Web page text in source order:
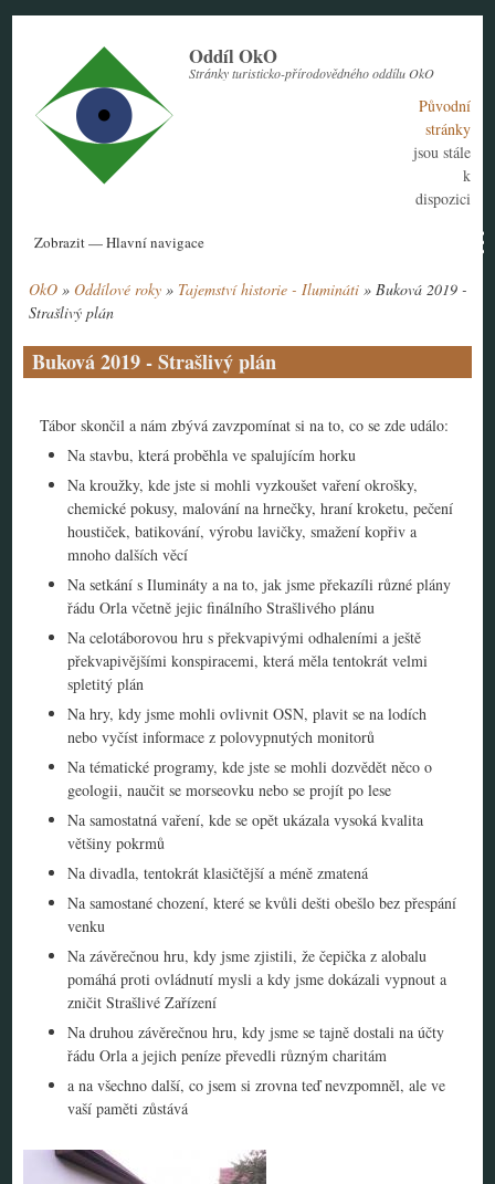
Oddíl OkO
Stránky turisticko-přírodovědného oddílu OkO
Původní
stránky
jsou stále
k
dispozici
Hlavní
Zobrazit — Hlavní navigace
Aktuální rok
Historie
Nábor členů
Kontakt
Tábor
Návody
Drobečková
OkO Oddílové roky Tajemství historie - Ilumináti
Buková 2019 -
Strašlivý plán
Buková 2019 - Strašlivý plán
Tábor skončil a nám zbývá zavzpomínat si na to, co se zde událo:
Na stavbu, která proběhla ve spalujícím horku
Na kroužky, kde jste si mohli vyzkoušet vaření okrošky,
chemické pokusy, malování na hrnečky, hraní kroketu, pečení
houstiček, batikování, výrobu lavičky, smažení kopřiv a
mnoho dalších věcí
Na setkání s Ilumináty a na to, jak jsme překazíli různé plány
řádu Orla včetně jejic finálního Strašlivého plánu
Na celotáborovou hru s překvapivými odhaleními a ještě
překvapivějšími konspiracemi, která měla tentokrát velmi
spletitý plán
Na hry, kdy jsme mohli ovlivnit OSN, plavit se na lodích
nebo vyčíst informace z polovypnutých monitorů
Na tématické programy, kde jste se mohli dozvědět něco o
geologii, naučit se morseovku nebo se projít po lese
Na samostatná vaření, kde se opět ukázala vysoká kvalita
většiny pokrmů
Na divadla, tentokrát klasičtější a méně zmatená
Na samostané chození, které se kvůli dešti obešlo bez přespání
venku
Na závěrečnou hru, kdy jsme zjistili, že čepička z alobalu
pomáhá proti ovládnutí mysli a kdy jsme dokázali vypnout a
zničit Strašlivé Zařízení
Na druhou závěrečnou hru, kdy jsme se tajně dostali na účty
řádu Orla a jejich peníze převedli různým charitám
a na všechno další, co jsem si zrovna teď nevzpomněl, ale ve
vaší paměti zůstává